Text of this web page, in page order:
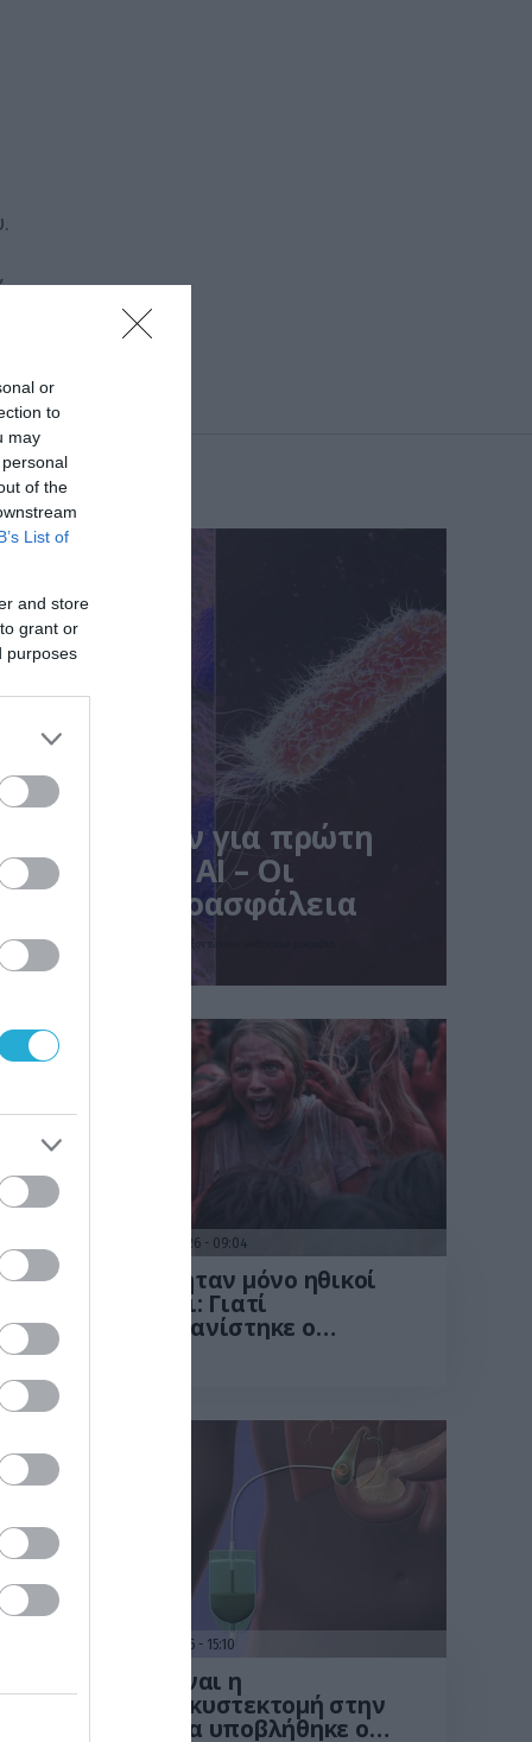
or
to
may
of the
List of
and store
grant or
purposes
για πρώτη
ιούς με AI – Οι
για τη βιοασφάλεια
τη βοήθεια Τεχνητής Νοημοσύνης που εξοντώνουν ανθεκτικά μικρόβια
06.08.2026 09:04
Δεν ήταν μόνο ηθικοί
λόγοι: Γιατί
εξαφανίστηκε ο
31.07.2026 15:10
Τι είναι η
χολοκυστεκτομή στην
οποία υποβλήθηκε ο